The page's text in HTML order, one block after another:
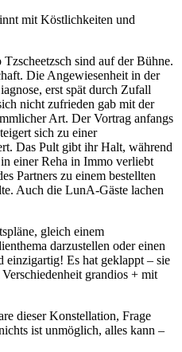
mit Köstlichkeiten und
sind auf der Bühne.
Die Angewiesenheit in der
erst spät durch Zufall
nicht zufrieden gab mit der
Art. Der Vortrag anfangs
sich zu einer
Das Pult gibt ihr Halt, während
einer Reha in Immo verliebt
Partners zu einem bestellten
Auch die LunA-Gäste lachen
gleich einem
darzustellen oder einen
einzigartig! Es hat geklappt – sie
grandios + mit
dieser Konstellation, Frage
ist unmöglich, alles kann –